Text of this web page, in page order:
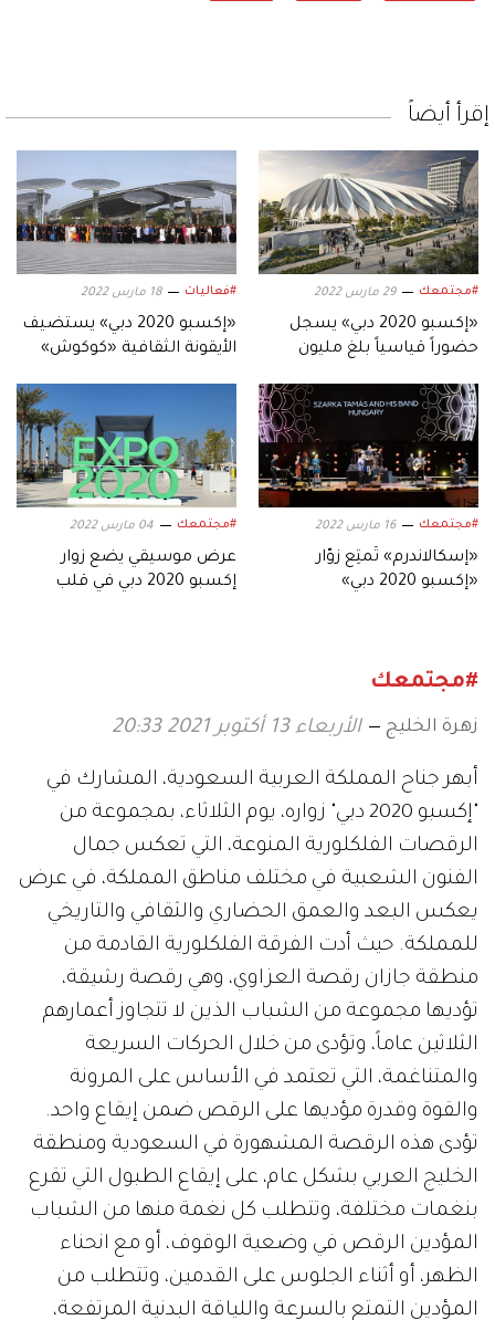
إقرأ أيضاً
#مجتمعك 29 مارس 2022
«إكسبو 2020 دبي» يسجل
حضوراً قياسياً بلغ مليون
#فعاليات 18 مارس 2022
«إكسبو 2020 دبي» يستضيف
الأيقونة الثقافية «كوكوش»
#مجتمعك 16 مارس 2022
«إسكالاندرم» تُمتِع زوّار
«إكسبو 2020 دبي»
#مجتمعك 04 مارس 2022
عرض موسيقي يضع زوار
إكسبو 2020 دبي في قلب
#مجتمعك
زهرة الخليج الأربعاء 13 أكتوبر 2021 20:33
أبهر جناح المملكة العربية السعودية، المشارك في
"إكسبو 2020 دبي" زواره، يوم الثلاثاء، بمجموعة من
الرقصات الفلكلورية المنوعة، التي تعكس جمال
الفنون الشعبية في مختلف مناطق المملكة، في عرض
يعكس البعد والعمق الحضاري والثقافي والتاريخي
للمملكة. حيث أدت الفرقة الفلكلورية القادمة من
منطقة جازان رقصة العزاوي، وهي رقصة رشيقة،
تؤديها مجموعة من الشباب الذين لا تتجاوز أعمارهم
الثلاثين عاماً، وتؤدى من خلال الحركات السريعة
والمتناغمة، التي تعتمد في الأساس على المرونة
والقوة وقدرة مؤديها على الرقص ضمن إيقاع واحد.
تؤدى هذه الرقصة المشهورة في السعودية ومنطقة
الخليج العربي بشكل عام، على إيقاع الطبول التي تقرع
بنغمات مختلفة، وتتطلب كل نغمة منها من الشباب
المؤدين الرقص في وضعية الوقوف، أو مع انحناء
الظهر، أو أثناء الجلوس على القدمين، وتتطلب من
المؤدين التمتع بالسرعة واللياقة البدنية المرتفعة،